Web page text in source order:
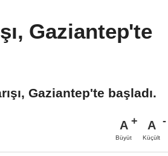
Gaziantep'te
Gaziantep'te başladı.
A
Büyüt
A
Küçült